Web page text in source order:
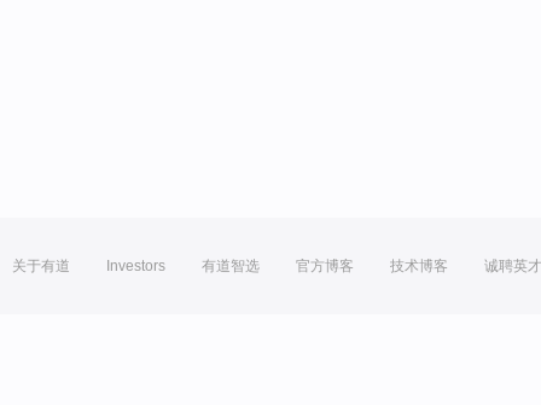
关于有道 Investors 有道智选 官方博客 技术博客 诚聘英才